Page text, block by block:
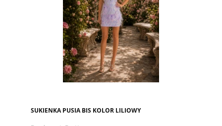
SUKIENKA PUSIA BIS KOLOR LILIOWY